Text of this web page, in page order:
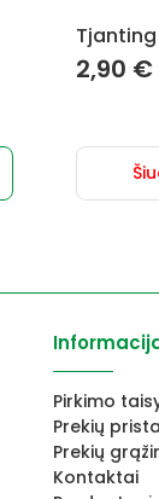
2,90 €
Pirkimo
Prekių
Prekių
Kontaktai